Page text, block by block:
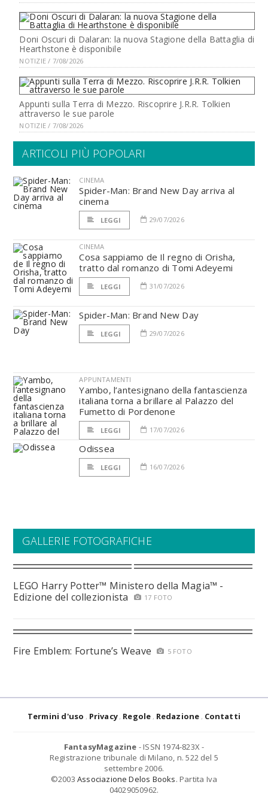
Doni Oscuri di Dalaran: la nuova Stagione della Battaglia di
Hearthstone è disponibile
NOTIZIE / 7/08/2026
Appunti sulla Terra di Mezzo. Riscoprire J.R.R. Tolkien
attraverso le sue parole
NOTIZIE / 7/08/2026
ARTICOLI PIÙ POPOLARI
CINEMA
Spider-Man: Brand New Day arriva al
cinema
LEGGI 29/07/2026
CINEMA
Cosa sappiamo de Il regno di Orisha,
tratto dal romanzo di Tomi Adeyemi
LEGGI 31/07/2026
Spider-Man: Brand New Day
LEGGI 29/07/2026
APPUNTAMENTI
Yambo, l’antesignano della fantascienza
italiana torna a brillare al Palazzo del
Fumetto di Pordenone
LEGGI 17/07/2026
Odissea
LEGGI 16/07/2026
GALLERIE FOTOGRAFICHE
LEGO Harry Potter™ Ministero della Magia™ -
Edizione del collezionista
17 FOTO
Fire Emblem: Fortune’s Weave 5 FOTO
Termini d'uso Privacy Regole Redazione Contatti
FantasyMagazine - ISSN 1974-823X -
Registrazione tribunale di Milano, n. 522 del 5
settembre 2006.
©2003 Associazione Delos Books. Partita Iva
04029050962.